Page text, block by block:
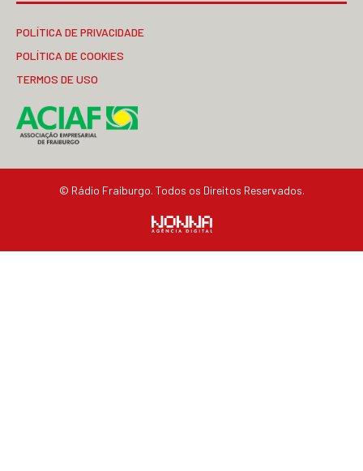
POLÍTICA DE PRIVACIDADE
POLÍTICA DE COOKIES
TERMOS DE USO
© Rádio Fraiburgo. Todos os Direitos Reservados.